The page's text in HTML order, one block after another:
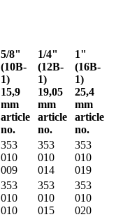
5/8"
(10B-
1)
15,9
mm
article
no.
1/4"
(12B-
1)
19,05
mm
article
no.
1"
(16B-
1)
25,4
mm
article
no.
353
010
009
353
010
014
353
010
019
353
010
010
353
010
015
353
010
020